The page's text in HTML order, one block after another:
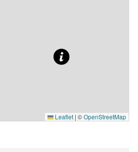
Leaflet | ©OpenStreetMap